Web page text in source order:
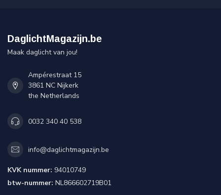
DaglichtMagazijn.be
Maak daglicht van jou!
Ampérestraat 15
3861 NC Nijkerk
the Netherlands
0032 340 40 538
info@daglichtmagazijn.be
KVK nummer: 94010749
btw-nummer: NL866602719B01